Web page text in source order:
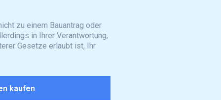
zu einem Bauantrag oder
in Ihrer Verantwortung,
Gesetze erlaubt ist, Ihr
kaufen